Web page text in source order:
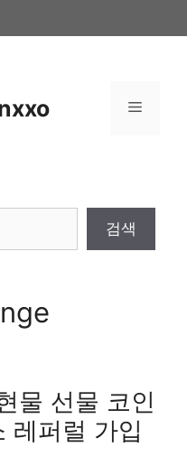
Menu
검색
물 선물 코인
레퍼럴 가입